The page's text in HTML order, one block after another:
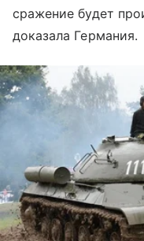
сражение будет
доказала Германия.